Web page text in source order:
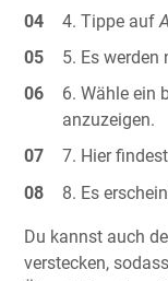
Tippe auf
Es werden
Wähle ein
anzuzeigen.
Hier
Es
Du kannst auch
verstecken,